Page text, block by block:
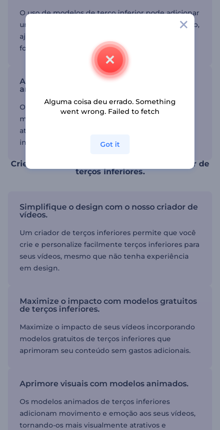
O uso de modelos de terço inferior pode adicionar
um toque profissional aos seus anúncios em vídeo,
ajudando a destacar informações importantes de
forma eficaz.
Aumente o engajamento com modelos
animados.
Os modelos animados podem tornar seus vídeos
mais dinâmicos e envolventes, capturando a
atenção do seu público e mantendo-os
interessados.
Crie vídeos impressionantes com um criador de
terços inferiores.
Simplifique o design com o nosso criador de
vídeos.
Um criador de terços inferiores permite que você
crie e personalize facilmente terços inferiores para
seus vídeos, mesmo que não tenha experiência
em design.
Maximize o impacto com modelos gratuitos
de terços inferiores.
Maximize o impacto de seus vídeos incorporando
modelos gratuitos de terços inferiores que
aprimoram seu conteúdo sem gastos adicionais.
Aprimore visuais com modelos animados.
Os modelos animados de terços inferiores
adicionam movimento e emoção aos seus vídeos,
tornando-os mais visualmente atrativos e
Alguma coisa deu errado. Something
went wrong. Failed to fetch
Got it